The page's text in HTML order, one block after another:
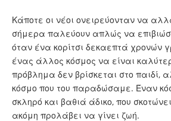
Κάποτε οι νέοι ονειρεύονταν να
σήμερα παλεύουν απλώς να
όταν ένα κορίτσι δεκαεπτά χρονών
ένας άλλος κόσμος να είναι
πρόβλημα δεν βρίσκεται στο παιδί,
κόσμο που του παραδώσαμε. Έναν
σκληρό και βαθιά άδικο, που
ακόμη προλάβει να γίνει ζωή.